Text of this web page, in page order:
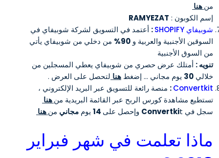
منهنا
إسم الكوبون : RAMYEZAT
شوبيفاي SHOPIFY
: أعتمد في التسويق لشركة شوبيفاي في
السوقين الأجنبية والعربية و 90%
من دخلي من شوبيفاي يأتي
من السوق الأجنبية
تنويه : أمتلك عرض حصري من شوبيفاي يعطي المسجلين من
خلالي 30 يوم مجاني … إضغط هنا لتحصل على العرض .
Convertkit
: منصة رائعة للتسويق عبر البريد الإلكتروني ،
تستطيع مشاهدة كورس الربح عبر القائمة البريدية منهنا
سجل في Convertkit وإحصل على يوم مجاني منهنا
ماذا تعلمت في شهر فبراير